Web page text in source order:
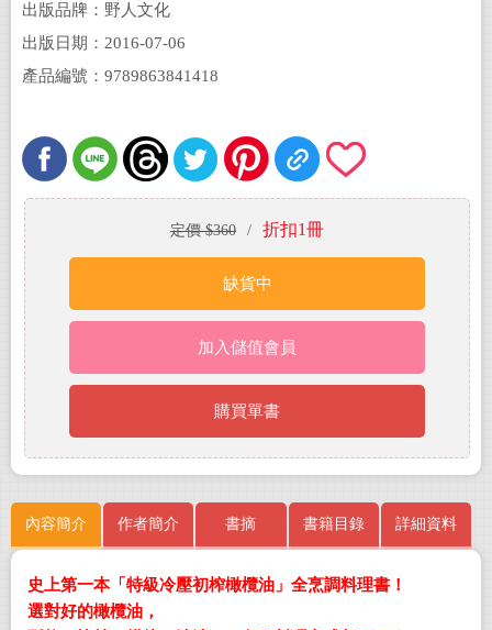
出版品牌：野人文化
出版日期：2016-07-06
產品編號：9789863841418
定價 $360 / 折扣1冊
缺貨中
加入儲值會員
購買單書
內容簡介 作者簡介 書摘 書籍目錄 詳細資料
史上第一本「特級冷壓初榨橄欖油」全烹調料理書！
選對好的橄欖油，